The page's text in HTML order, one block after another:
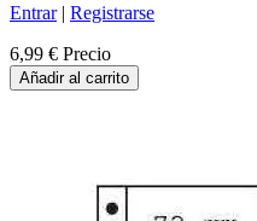
Entrar| Registrarse
6,99 € Precio
Añadir al carrito